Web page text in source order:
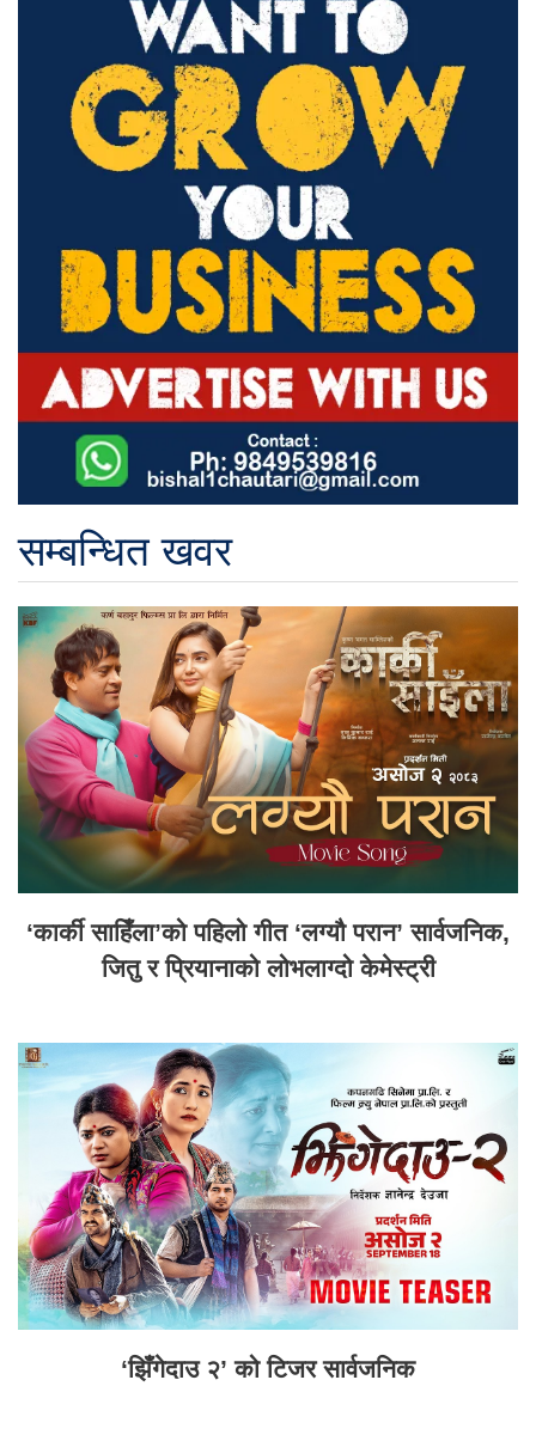
सम्बन्धित खवर
‘कार्की साहिँला’को पहिलो गीत ‘लग्यौ परान’ सार्वजनिक,
जितु र प्रियानाको लोभलाग्दो केमेस्ट्री
‘झिँगेदाउ २’ को टिजर सार्वजनिक